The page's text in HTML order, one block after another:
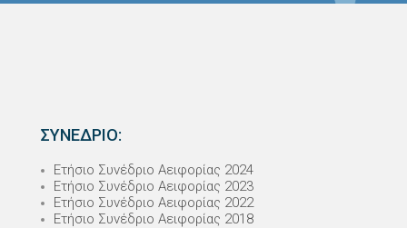
ΣΥΝΕΔΡΙΟ:
Ετήσιο Συνέδριο Αειφορίας 2024
Ετήσιο Συνέδριο Αειφορίας 2023
Ετήσιο Συνέδριο Αειφορίας 2022
Ετήσιο Συνέδριο Αειφορίας 2018